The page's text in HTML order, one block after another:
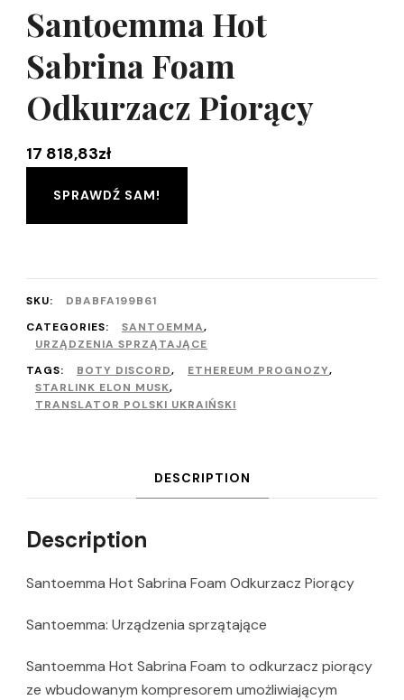
Santoemma Hot
Sabrina Foam
Odkurzacz Piorący
17 818,83zł
SPRAWDŹ SAM!
SKU:
DBABFA199B61
CATEGORIES:
SANTOEMMA,
URZĄDZENIA SPRZĄTAJĄCE
TAGS:
BOTY DISCORD, ETHEREUM PROGNOZY,
STARLINK ELON MUSK,
TRANSLATOR POLSKI UKRAIŃSKI
DESCRIPTION
Description
Santoemma Hot Sabrina Foam Odkurzacz Piorący
Santoemma: Urządzenia sprzątające
Santoemma Hot Sabrina Foam to odkurzacz piorący
ze wbudowanym kompresorem umożliwiającym